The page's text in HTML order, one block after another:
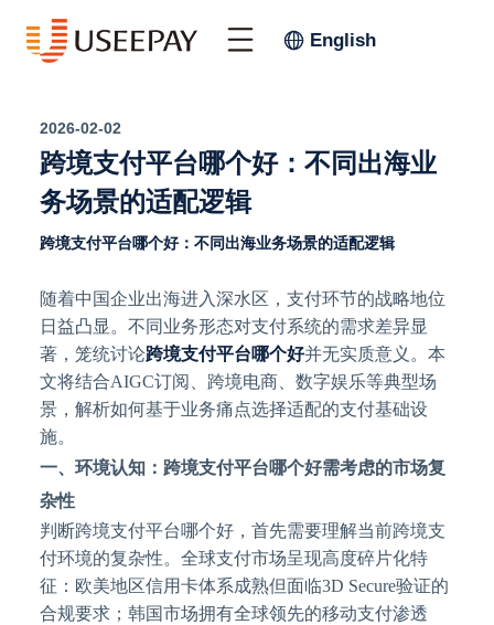
English
2026-02-02
跨境支付平台哪个好：不同出海业
务场景的适配逻辑
跨境支付平台哪个好：不同出海业务场景的适配逻辑
随着中国企业出海进入深水区，支付环节的战略地位
日益凸显。不同业务形态对支付系统的需求差异显
著，笼统讨论跨境支付平台哪个好并无实质意义。本
文将结合AIGC订阅、跨境电商、数字娱乐等典型场
景，解析如何基于业务痛点选择适配的支付基础设
施。
一、环境认知：跨境支付平台哪个好需考虑的市场复
杂性
判断跨境支付平台哪个好，首先需要理解当前跨境支
付环境的复杂性。全球支付市场呈现高度碎片化特
征：欧美地区信用卡体系成熟但面临3D Secure验证的
合规要求；韩国市场拥有全球领先的移动支付渗透